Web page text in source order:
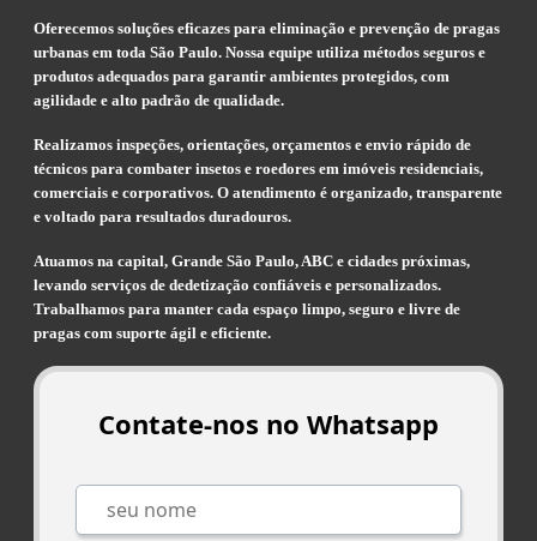
Oferecemos soluções eficazes para eliminação e prevenção de pragas
urbanas em toda São Paulo. Nossa equipe utiliza métodos seguros e
produtos adequados para garantir ambientes protegidos, com
agilidade e alto padrão de qualidade.
Realizamos inspeções, orientações, orçamentos e envio rápido de
técnicos para combater insetos e roedores em imóveis residenciais,
comerciais e corporativos. O atendimento é organizado, transparente
e voltado para resultados duradouros.
Atuamos na capital, Grande São Paulo, ABC e cidades próximas,
levando serviços de dedetização confiáveis e personalizados.
Trabalhamos para manter cada espaço limpo, seguro e livre de
pragas com suporte ágil e eficiente.
Contate-nos no Whatsapp